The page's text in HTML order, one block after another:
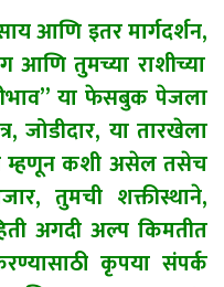
आणि इतर मार्गदर्शन,
आणि तुमच्या राशीच्या
या फेसबुक पेजला
जोडीदार, या तारखेला
म्हणून कशी असेल तसेच
तुमची शक्तीस्थाने,
अगदी अल्प किमतीत
कृपया संपर्क